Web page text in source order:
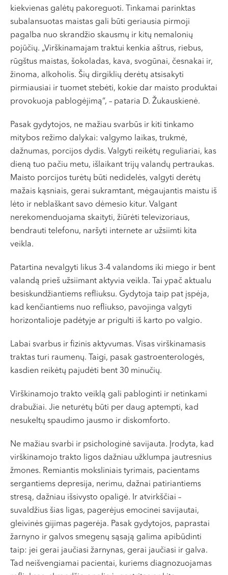
kiekvienas galėtų pakoreguoti. Tinkamai parinktas
subalansuotas maistas gali būti geriausia pirmoji
pagalba nuo skrandžio skausmų ir kitų nemalonių
pojūčių. „Virškinamajam traktui kenkia aštrus, riebus,
rūgštus maistas, šokoladas, kava, svogūnai, česnakai ir,
žinoma, alkoholis. Šių dirgiklių derėtų atsisakyti
pirmiausiai ir tuomet stebėti, kokie dar maisto produktai
provokuoja pablogėjimą“, – pataria D. Žukauskienė.
Pasak gydytojos, ne mažiau svarbūs ir kiti tinkamo
mitybos režimo dalykai: valgymo laikas, trukmė,
dažnumas, porcijos dydis. Valgyti reikėtų reguliariai, kas
dieną tuo pačiu metu, išlaikant trijų valandų pertraukas.
Maisto porcijos turėtų būti nedidelės, valgyti derėtų
mažais kąsniais, gerai sukramtant, mėgaujantis maistu iš
lėto ir neblaškant savo dėmesio kitur. Valgant
nerekomenduojama skaityti, žiūrėti televizoriaus,
bendrauti telefonu, naršyti internete ar užsiimti kita
veikla.
Patartina nevalgyti likus 3-4 valandoms iki miego ir bent
valandą prieš užsiimant aktyvia veikla. Tai ypač aktualu
besiskundžiantiems refliuksu. Gydytoja taip pat įspėja,
kad kenčiantiems nuo refliukso, pavojinga valgyti
horizontalioje padėtyje ar prigulti iš karto po valgio.
Labai svarbus ir fizinis aktyvumas. Visas virškinamasis
traktas turi raumenų. Taigi, pasak gastroenterologės,
kasdien reikėtų pajudėti bent 30 minučių.
Virškinamojo trakto veiklą gali pabloginti ir netinkami
drabužiai. Jie neturėtų būti per daug aptempti, kad
nesukeltų spaudimo jausmo ir diskomforto.
Ne mažiau svarbi ir psichologinė savijauta. Įrodyta, kad
virškinamojo trakto ligos dažniau užklumpa jautresnius
žmones. Remiantis moksliniais tyrimais, pacientams
sergantiems depresija, nerimu, dažnai patiriantiems
stresą, dažniau išsivysto opaligė. Ir atvirkščiai –
suvaldžius šias ligas, pagerėjus emocinei savijautai,
gleivinės gijimas pagerėja. Pasak gydytojos, paprastai
žarnyno ir galvos smegenų sąsają galima apibūdinti
taip: jei gerai jaučiasi žarnynas, gerai jaučiasi ir galva.
Tad neišvengiamai pacientai, kuriems diagnozuojamas